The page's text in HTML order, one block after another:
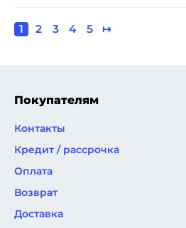
Нумерация
Текущая
1 Page
2 Page
3 Page
4 Page
5
Следующая
↦
Покупателям
Контакты
Кредит / рассрочка
Оплата
Возврат
Доставка